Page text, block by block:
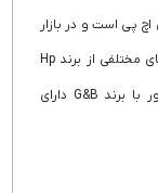
اچ پی است و در بازار
شناخته می شود. این کارتریج در چاپگرهای مختلفی از برند Hp
قابل استفاده است و به دلیل تولید در داخل کشور با برند G&B دارای